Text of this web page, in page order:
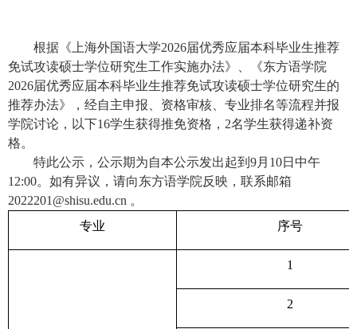
根据《上海外国语大学2026届优秀应届本科毕业生推荐
免试攻读硕士学位研究生工作实施办法》、《东方语学院
2026届优秀应届本科毕业生推荐免试攻读硕士学位研究生的
推荐办法》，经自主申报、资格审核、专业排名等流程并报
学院讨论，以下16学生获得推免资格， 2名学生获得递补资
格。
特此公示，公示期为自本公示发出起到9月 10日中午
12:00。如有异议，请向东方语学院反映，联系邮箱
2022201@shisu.edu.cn 。
专业
序号
1
2